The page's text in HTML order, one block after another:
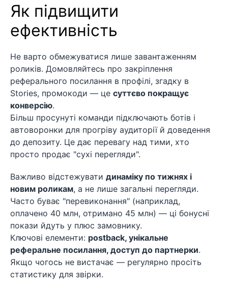
Як підвищити
ефективність
Не варто обмежуватися лише завантаженням
роликів. Домовляйтесь про закріплення
реферального посилання в профілі, згадку в
Stories, промокоди — це суттєво покращує
конверсію.
Більш просунуті команди підключають ботів і
автоворонки для прогріву аудиторії й доведення
до депозиту. Це дає перевагу над тими, хто
просто продає "сухі перегляди".
Важливо відстежувати динаміку по тижнях і
новим роликам, а не лише загальні перегляди.
Часто буває "перевиконання" (наприклад,
оплачено 40 млн, отримано 45 млн) — ці бонусні
покази йдуть у плюс замовнику.
Ключові елементи: postback, унікальне
реферальне посилання, доступ до партнерки.
Якщо чогось не вистачає — регулярно просіть
статистику для звірки.